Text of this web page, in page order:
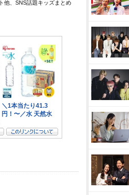
ト他、SNS話題キッズまとめ